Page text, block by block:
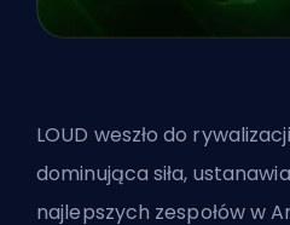
LOUD weszło do
dominująca siła,
najlepszych zespołów w